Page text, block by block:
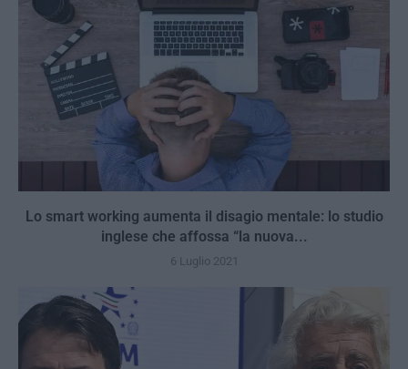
Lo smart working aumenta il disagio mentale: lo studio
inglese che affossa “la nuova...
6 Luglio 2021